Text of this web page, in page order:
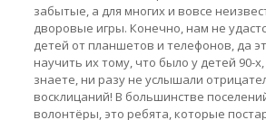
забытые, а для многих и вовсе
дворовые игры. Конечно, нам не
детей от планшетов и телефонов, да
научить их тому, что было у детей 90-
знаете, ни разу не услышали
восклицаний! В большинстве
волонтёры, это ребята, которые